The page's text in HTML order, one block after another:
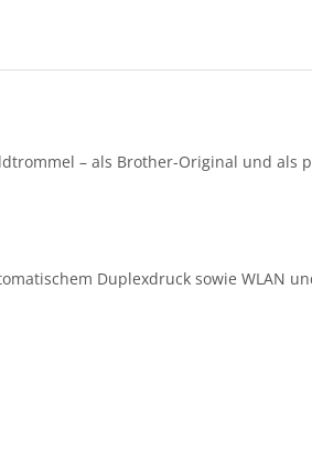
– als Brother-Original und als
Duplexdruck sowie WLAN